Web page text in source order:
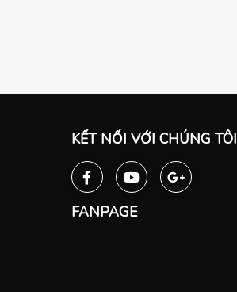
KẾT NỐI VỚI CHÚNG TÔI
FANPAGE